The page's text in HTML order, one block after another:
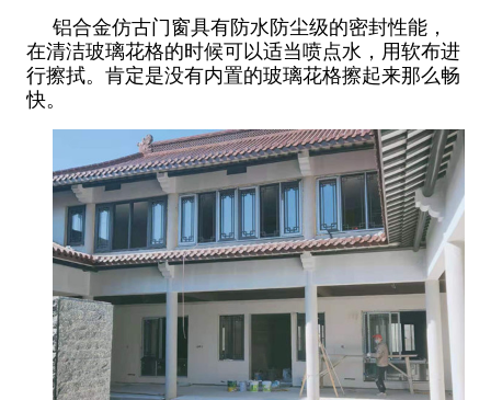
铝合金仿古门窗具有防水防尘级的密封性能，
在清洁玻璃花格的时候可以适当喷点水，用软布进
行擦拭。肯定是没有内置的玻璃花格擦起来那么畅
快。